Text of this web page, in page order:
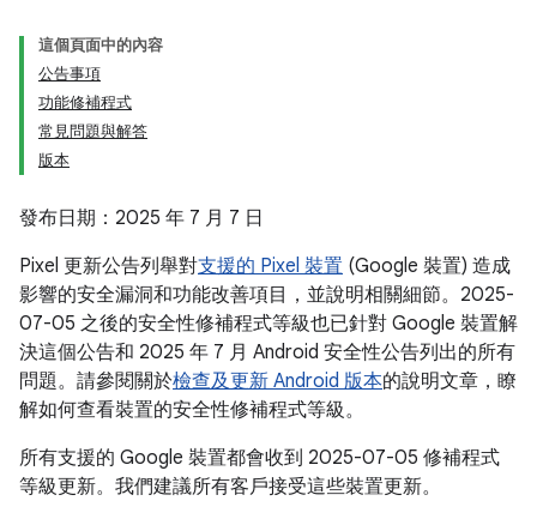
這個頁面中的內容
公告事項
功能修補程式
常見問題與解答
版本
發布日期：2025 年 7 月 7 日
Pixel 更新公告列舉對支援的 Pixel 裝置 (Google 裝置) 造成
影響的安全漏洞和功能改善項目，並說明相關細節。2025-
07-05 之後的安全性修補程式等級也已針對 Google 裝置解
決這個公告和 2025 年 7 月 Android 安全性公告列出的所有
問題。請參閱關於檢查及更新 Android 版本的說明文章，瞭
解如何查看裝置的安全性修補程式等級。
所有支援的 Google 裝置都會收到 2025-07-05 修補程式
等級更新。我們建議所有客戶接受這些裝置更新。